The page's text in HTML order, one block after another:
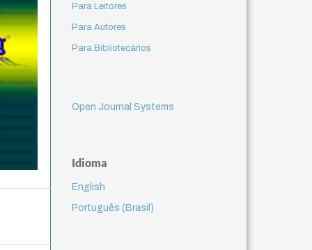
Para Leitores
Para Autores
Para Bibliotecários
Open Journal Systems
Idioma
English
Português (Brasil)